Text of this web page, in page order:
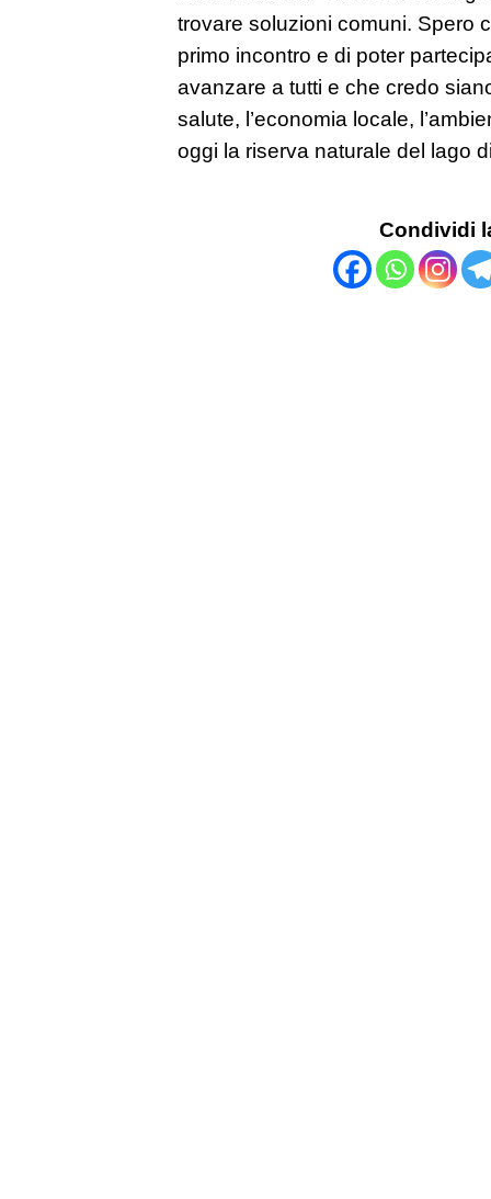
trovare soluzioni comuni. Spero
primo incontro e di poter
avanzare a tutti e che credo
salute, l’economia locale,
oggi la riserva naturale del lago
Condividi